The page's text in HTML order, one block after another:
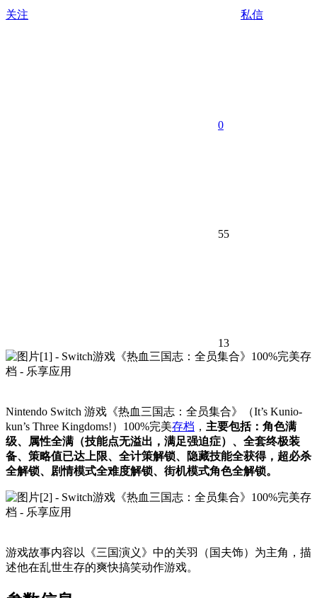
关注 私信
0
55
13
Nintendo Switch 游戏《热血三国志：全员集合》（It’s Kunio-
kun’s Three Kingdoms!）100%完美存档 ， 主要包括：角色满
级、属性全满（技能点无溢出，满足强迫症）、全套终极装
备、策略值已达上限、全计策解锁、隐藏技能全获得，超必杀
全解锁、剧情模式全难度解锁、街机模式角色全解锁。
游戏故事内容以《三国演义》中的关羽（国夫饰）为主角，描
述他在乱世生存的爽快搞笑动作游戏。